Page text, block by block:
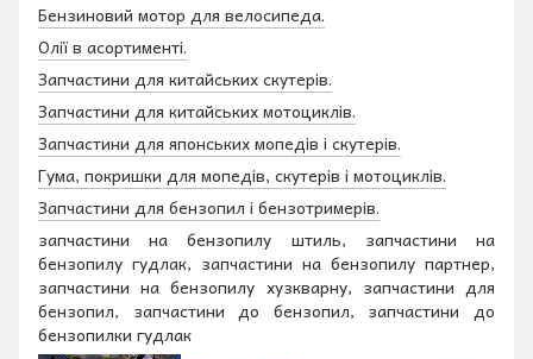
Бензиновий мотор для велосипеда.
Олії в асортименті.
Запчастини для китайських скутерів.
Запчастини для китайських мотоциклів.
Запчастини для японських мопедів і скутерів.
Гума, покришки для мопедів, скутерів і мотоциклів.
Запчастини для бензопил і бензотримерів.
запчастини на бензопилу штиль, запчастини на
бензопилу гудлак, запчастини на бензопилу партнер,
запчастини на бензопилу хузкварну, запчастини для
бензопил, запчастини до бензопил, запчастини до
бензопилки гудлак